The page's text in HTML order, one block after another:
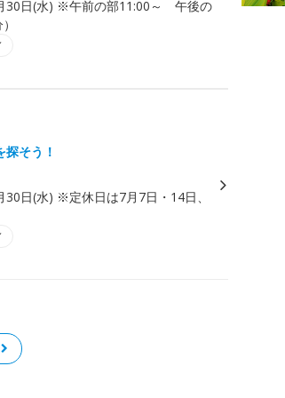
30日(水) ※午前の部11:00～ 午後の
そう！
日(水) ※定休日は7月7日・14日、